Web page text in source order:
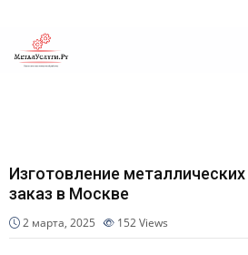
Изготовление
заказ в Москве
2 марта, 2025 152Views